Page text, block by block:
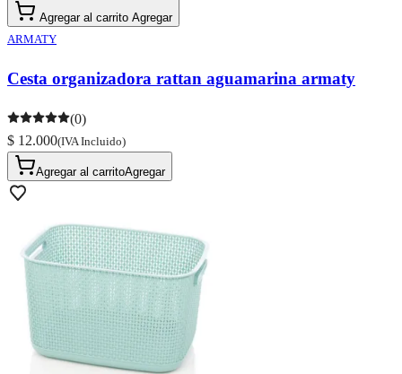
Agregar al carrito Agregar
ARMATY
Cesta organizadora rattan aguamarina armaty
(0)
$ 12.000(IVA Incluido)
Agregar al carritoAgregar